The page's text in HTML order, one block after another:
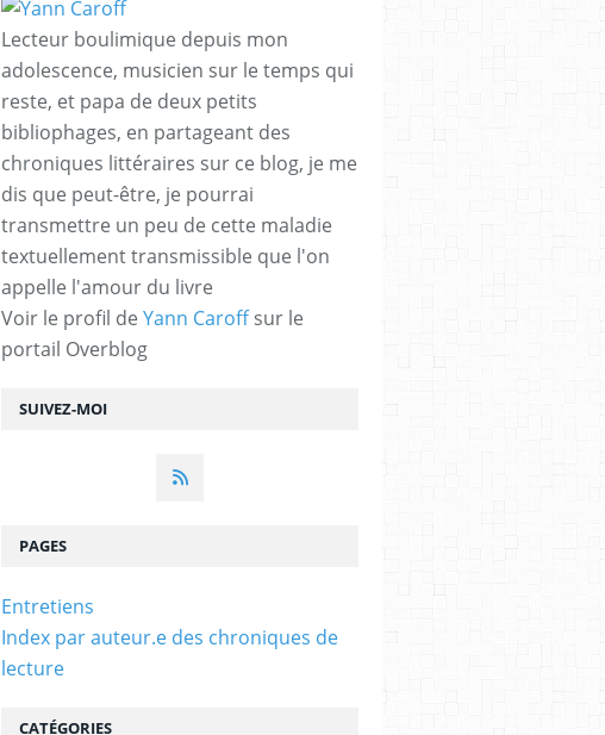
SUIVEZ-MOI
Lecteur boulimique depuis mon
adolescence, musicien sur le temps qui
reste, et papa de deux petits
bibliophages, en partageant des
chroniques littéraires sur ce blog, je me
dis que peut-être, je pourrai
transmettre un peu de cette maladie
textuellement transmissible que l'on
appelle l'amour du livre
Voir le profil de Yann Caroffsur le
portail Overblog
PAGES
Entretiens
Index par auteur.e des chroniques de
lecture
CATÉGORIES